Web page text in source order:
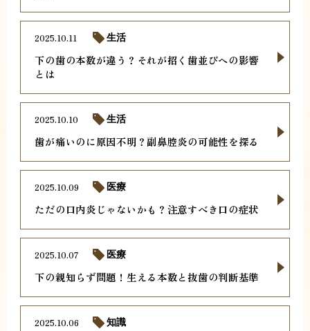
下の歯の本数が違う？それが招く歯並びへの影響
とは
2025.10.11 生活
歯が痛いのに原因不明？副鼻腔炎の可能性を探る
2025.10.10 生活
ただの口内炎じゃないかも？注意すべき口の症状
2025.10.09 医療
下の親知らず問題！生える本数と抜歯の判断基準
2025.10.07 医療
2025.10.06 知識